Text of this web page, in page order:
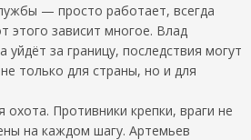
— просто работает, всегда
этого зависит многое. Влад
за границу, последствия могут
только для страны, но и для
охота. Противники крепки, враги не
на каждом шагу. Артемьев